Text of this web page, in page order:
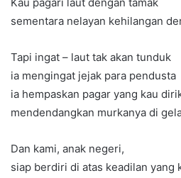
sementara nelayan kehilangan
Tapi ingat – laut tak akan tunduk
ia mengingat jejak para pendusta
ia hempaskan pagar yang kau
mendendangkan murkanya di
Dan kami, anak negeri,
siap berdiri di atas keadilan yang